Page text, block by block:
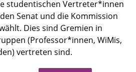
studentischen Vertreter*innen
Senat und die Kommission
Dies sind Gremien in
(Professor*innen, WiMis,
vertreten sind.